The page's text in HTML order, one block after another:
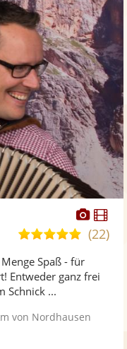
5,0
5
(22)
Spaß - für
Entweder ganz frei
Schnick ...
von Nordhausen